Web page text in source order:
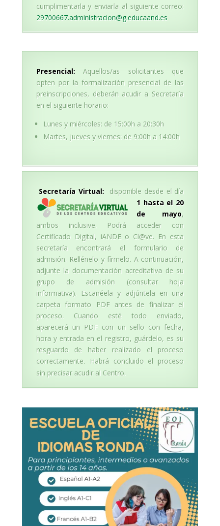
cumplimentarla y enviarla al siguiente correo:
29700667.administracion@g.educaand.es
Presencial:Aquellos/as solicitantes que
opten por la formalización presencial de las
preinscripciones, deberán acudir a Secretaría
en el siguiente horario:
Lunes y miércoles: de 15:00h a 20:30h
Martes, jueves y viernes: de 9:00h a 14:00h
Secretaría Virtual:
disponible desde el día
1 hasta el 20
de mayo,
ambos inclusive. Podrá acceder con
Certificado Digital, iANDE o Cl@ve. En esta
secretaría encontrará el formulario de
admisión. Rellénelo y fírmelo. A continuación,
adjunte la documentación acreditativa de su
grupo de admisión (consultar hoja
informativa). Escanéela y adjúntela en una
carpeta formato PDF antes de finalizar el
proceso. Cuando esté todo enviado,
aparecerá un PDF con un sello con fecha,
hora y entrada en el registro, guárdelo, es su
resguardo de haber realizado el proceso
correctamente.
Habrá concluido el proceso
sin precisar acudir al Centro.